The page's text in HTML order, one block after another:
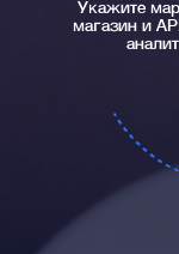
Укажите
магазин и